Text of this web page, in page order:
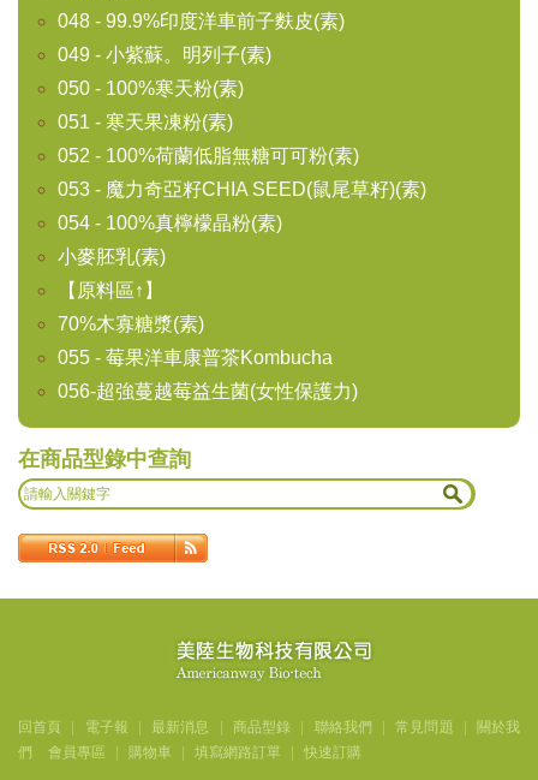
048 - 99.9%印度洋車前子麩皮(素)
049 - 小紫蘇。明列子(素)
050 - 100%寒天粉(素)
051 - 寒天果凍粉(素)
052 - 100%荷蘭低脂無糖可可粉(素)
053 - 魔力奇亞籽CHIA SEED(鼠尾草籽)(素)
054 - 100%真檸檬晶粉(素)
小麥胚乳(素)
【原料區↑】
70%木寡糖漿(素)
055 - 莓果洋車康普茶Kombucha
056-超強蔓越莓益生菌(女性保護力)
在商品型錄中查詢
回首頁 電子報 最新消息 商品型錄 聯絡我們 常見問題
關於我
們
會員專區 購物車 填寫網路訂單 快速訂購